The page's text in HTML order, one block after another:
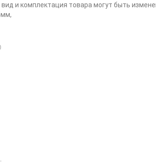
и комплектация товара могут быть